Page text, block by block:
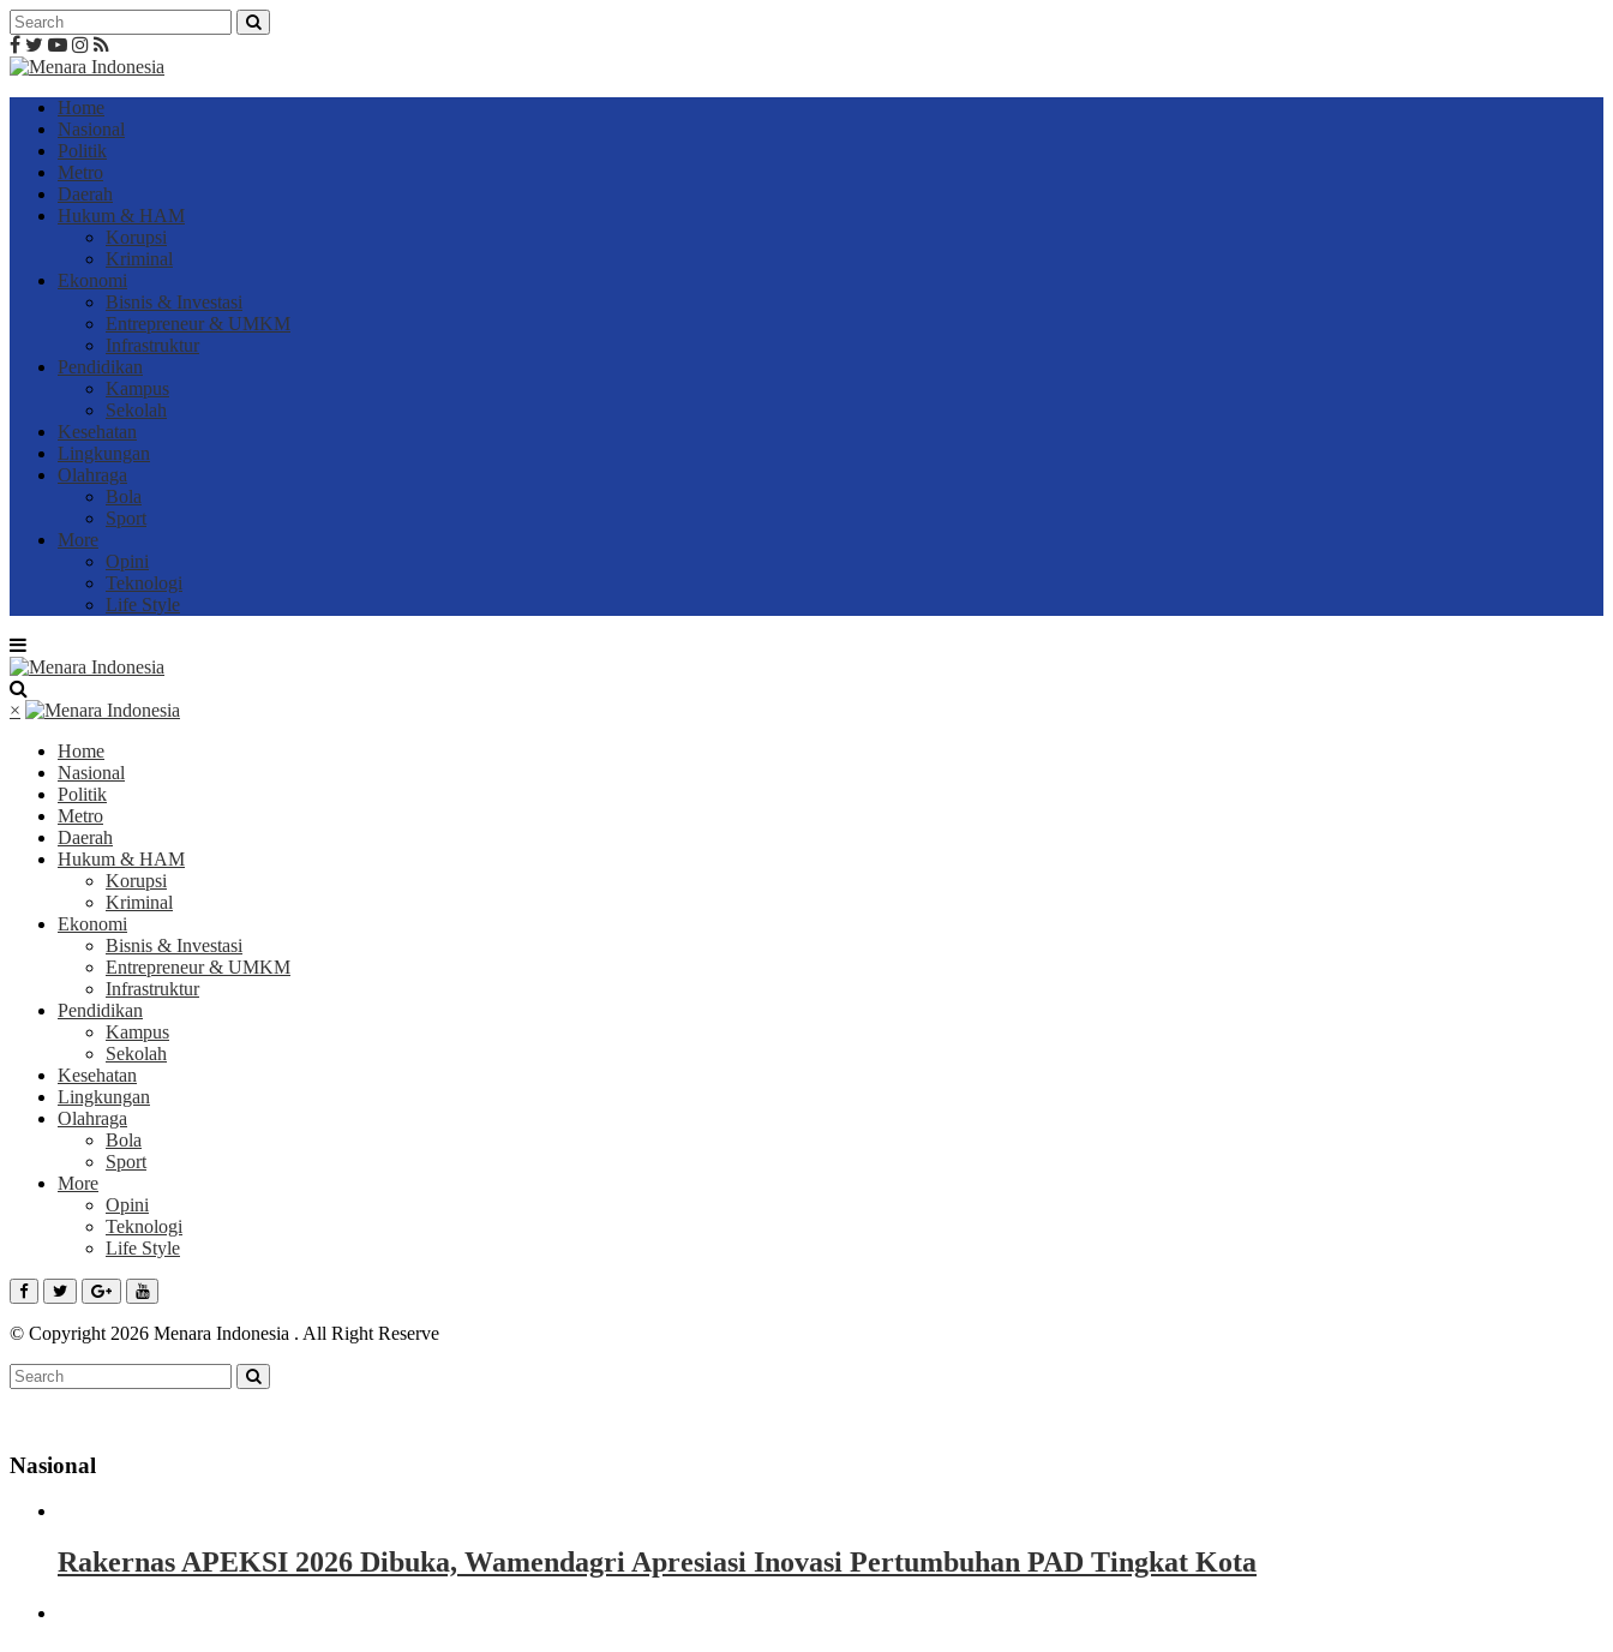
Home
Nasional
Politik
Metro
Daerah
Hukum & HAM
Korupsi
Kriminal
Ekonomi
Bisnis & Investasi
Entrepreneur & UMKM
Infrastruktur
Pendidikan
Kampus
Sekolah
Kesehatan
Lingkungan
Olahraga
Bola
Sport
More
Opini
Teknologi
Life Style
×
Home
Nasional
Politik
Metro
Daerah
Hukum & HAM
Korupsi
Kriminal
Ekonomi
Bisnis & Investasi
Entrepreneur & UMKM
Infrastruktur
Pendidikan
Kampus
Sekolah
Kesehatan
Lingkungan
Olahraga
Bola
Sport
More
Opini
Teknologi
Life Style
© Copyright 2026 Menara Indonesia . All Right Reserve
Nasional
Rakernas APEKSI 2026 Dibuka, Wamendagri Apresiasi Inovasi Pertumbuhan PAD Tingkat Kota